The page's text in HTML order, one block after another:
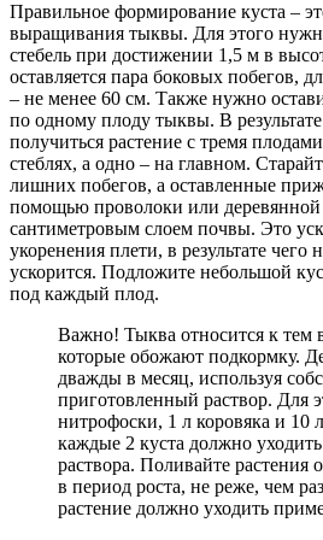
Правильное формирование куста –
выращивания тыквы. Для этого
стебель при достижении 1,5 м в
оставляется пара боковых побегов,
– не менее 60 см. Также нужно
по одному плоду тыквы. В
получиться растение с тремя
стеблях, а одно – на главном.
лишних побегов, а оставленные
помощью проволоки или деревянной
сантиметровым слоем почвы. Это
укоренения плети, в результате чего
ускорится. Подложите небольшой
под каждый плод.
Важно! Тыква относится к тем
которые обожают подкормку.
дважды в месяц, используя
приготовленный раствор. Для
нитрофоски, 1 л коровяка и 10
каждые 2 куста должно
раствора. Поливайте растения
в период роста, не реже, чем
растение должно уходить